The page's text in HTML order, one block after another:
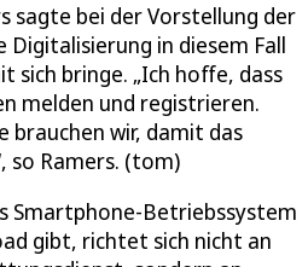
sagte bei der Vorstellung der
Digitalisierung in diesem Fall
sich bringe. „Ich hoffe, dass
melden und registrieren.
brauchen wir, damit das
so Ramers. (tom)
Smartphone-Betriebssystem
gibt, richtet sich nicht an